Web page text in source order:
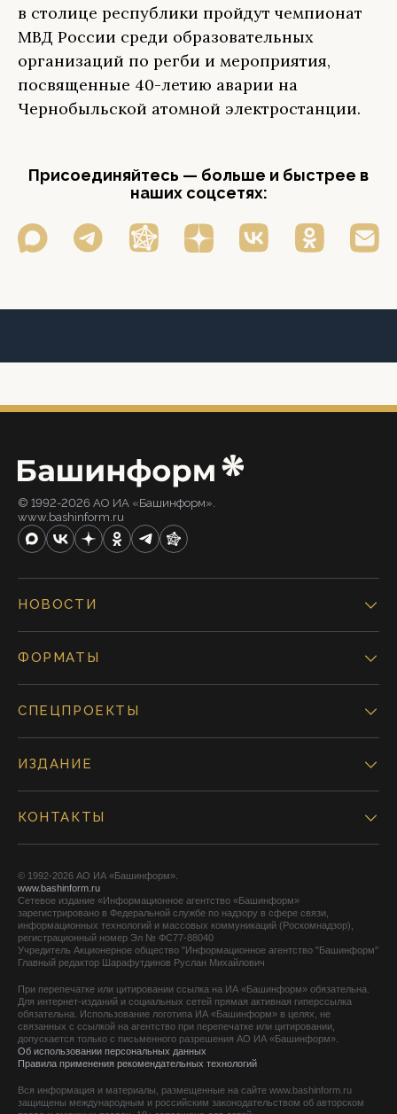
в столице республики пройдут чемпионат
МВД России среди образовательных
организаций по регби и мероприятия,
посвященные 40-летию аварии на
Чернобыльской атомной электростанции.
Присоединяйтесь — больше и быстрее в
наших соцсетях:
© 1992-2026 АО ИА «Башинформ».
www.bashinform.ru
НОВОСТИ
ФОРМАТЫ
СПЕЦПРОЕКТЫ
ИЗДАНИЕ
КОНТАКТЫ
© 1992-2026 АО ИА «Башинформ».
www.bashinform.ru
Сетевое издание «Информационное агентство «Башинформ»
зарегистрировано в Федеральной службе по надзору в сфере связи,
информационных технологий и массовых коммуникаций (Роскомнадзор),
регистрационный номер Эл № ФС77-88040
Учредитель Акционерное общество "Информационное агентство "Башинформ"
Главный редактор Шарафутдинов Руслан Михайлович
При перепечатке или цитировании ссылка на ИА «Башинформ» обязательна.
Для интернет-изданий и социальных сетей прямая активная гиперссылка
обязательна. Использование логотипа ИА «Башинформ» в целях, не
связанных с ссылкой на агентство при перепечатке или цитировании,
допускается только с письменного разрешения АО ИА «Башинформ».
Об использовании персональных данных
Правила применения рекомендательных технологий
Вся информация и материалы, размещенные на сайте www.bashinform.ru
защищены международным и российским законодательством об авторском